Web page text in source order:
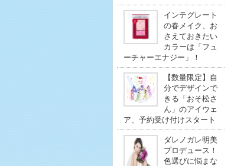
インテグレート
の春メイク、お
さえておきたい
カラーは「フュ
ーチャーエナジー」！
【数量限定】自
分でデザインで
きる「おそ松さ
ん」のアイウェ
ア、予約受け付けスタート
ダレノガレ明美
プロデュース！
色選びに悩まな